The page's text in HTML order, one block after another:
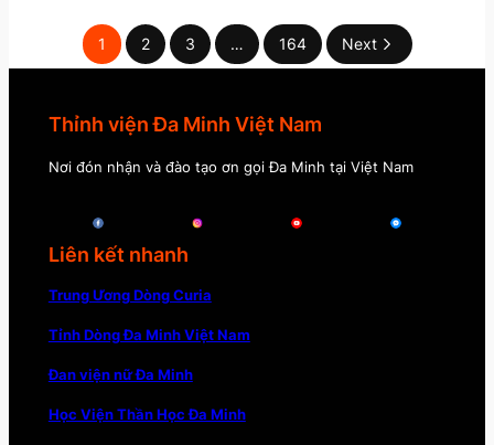
1 2 3 … 164 Next
Thỉnh viện Đa Minh Việt Nam
Nơi đón nhận và đào tạo ơn gọi Đa Minh tại Việt Nam
Liên kết nhanh
Trung Ương Dòng Curia
Tỉnh Dòng Đa Minh Việt Nam
Đan viện nữ Đa Minh
Học Viện Thần Học Đa Minh